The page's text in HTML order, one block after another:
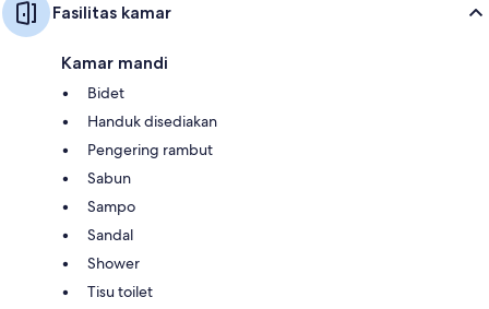
Fasilitas kamar
Kamar mandi
Bidet
Handuk disediakan
Pengering rambut
Sabun
Sampo
Sandal
Shower
Tisu toilet